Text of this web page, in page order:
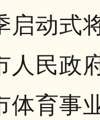
启动式
人民政
体育事